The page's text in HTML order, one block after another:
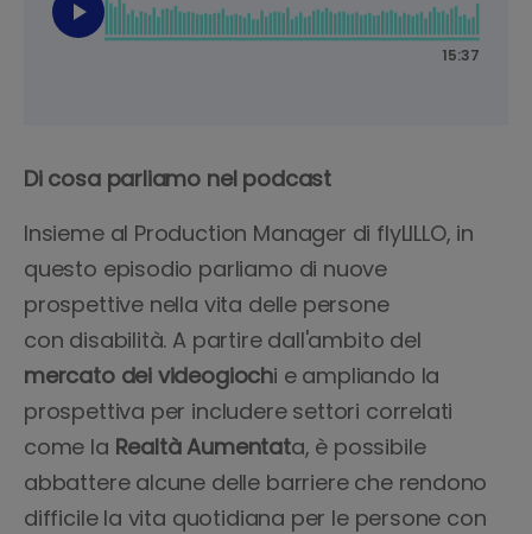
Di cosa parliamo nel podcast
Insieme al Production Manager di flyLILLO, in
questo episodio parliamo di nuove
prospettive nella vita delle persone
con disabilità. A partire dall'ambito del
mercato dei videogiochi e ampliando la
prospettiva per includere settori correlati
come la Realtà Aumentata, è possibile
abbattere alcune delle barriere che rendono
difficile la vita quotidiana per le persone con